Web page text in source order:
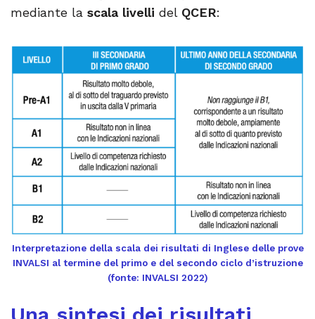
mediante la scala livelli del QCER:
Interpretazione della scala dei risultati di Inglese delle prove
INVALSI al termine del primo e del secondo ciclo d’istruzione
(fonte: INVALSI 2022)